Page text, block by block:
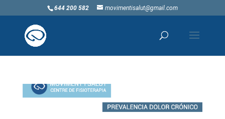
644 200 582 movimentisalut@gmail.com